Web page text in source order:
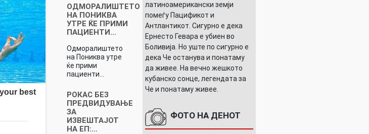
ОДМОРАЛИШТЕТО
НА ПОНИКВА
УТРЕ ЌЕ ПРИМИ
ПАЦИЕНТИ…
Одморалиштето
на Пониква утре
ќе прими
пациенти…
РОКАС БЕЗ
ПРЕДВИДУВАЊЕ
ЗА
ИЗВЕШТАЈОТ
НА ЕП:…
латиноамерикански земји
помеѓу Пацификот и
Антлантикот. Сигурно е дека
Ернесто Гевара е убиен во
Боливија. Но уште по сигурно е
дека Че останува и понатаму
да живее. На вечно жешкото
кубанско сонце, легендата за
Че и понатаму живее.
ФОТО НА ДЕНОТ